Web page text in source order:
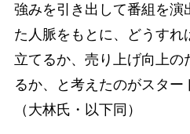
強みを引き出して番組を演
た人脈をもとに、どうすれ
立てるか、売り上げ向上の
るか、と考えたのがスター
（大林氏・以下同）